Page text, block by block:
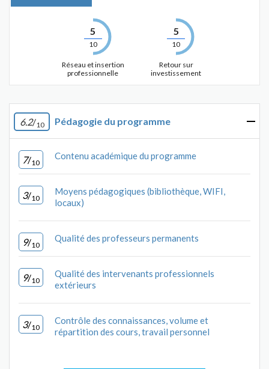
5
10
Réseau et insertion
professionnelle
5
10
Retour sur
investissement
6.2/10 Pédagogie du programme
7/10
Contenu académique du programme
3/10
Moyens pédagogiques (bibliothèque, WIFI,
locaux)
9/10
Qualité des professeurs permanents
9/10
Qualité des intervenants professionnels
extérieurs
3/10
Contrôle des connaissances, volume et
répartition des cours, travail personnel